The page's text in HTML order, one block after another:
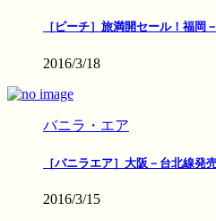
［ピーチ］旅満開セール！福岡
2016/3/18
バニラ・エア
［バニラエア］大阪－台北線発
2016/3/15